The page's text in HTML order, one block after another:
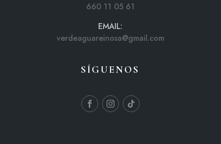
660 11 05 61
EMAIL:
verdeaguareinosa@gmail.com
SÍGUENOS